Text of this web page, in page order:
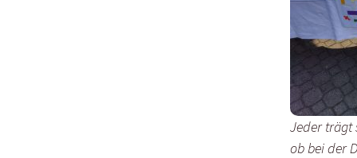
Jeder trägt
ob bei der